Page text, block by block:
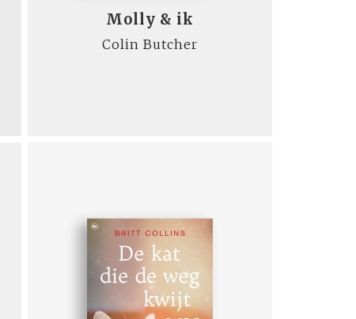
Molly & ik
Colin Butcher